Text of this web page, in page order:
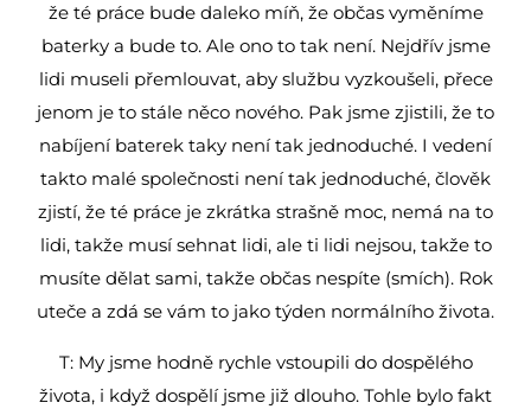
že té práce bude daleko míň, že občas vyměníme
baterky a bude to. Ale ono to tak není. Nejdřív jsme
lidi museli přemlouvat, aby službu vyzkoušeli, přece
jenom je to stále něco nového. Pak jsme zjistili, že to
nabíjení baterek taky není tak jednoduché. I vedení
takto malé společnosti není tak jednoduché, člověk
zjistí, že té práce je zkrátka strašně moc, nemá na to
lidi, takže musí sehnat lidi, ale ti lidi nejsou, takže to
musíte dělat sami, takže občas nespíte (smích). Rok
uteče a zdá se vám to jako týden normálního života.
T: My jsme hodně rychle vstoupili do dospělého
života, i když dospělí jsme již dlouho. Tohle bylo fakt